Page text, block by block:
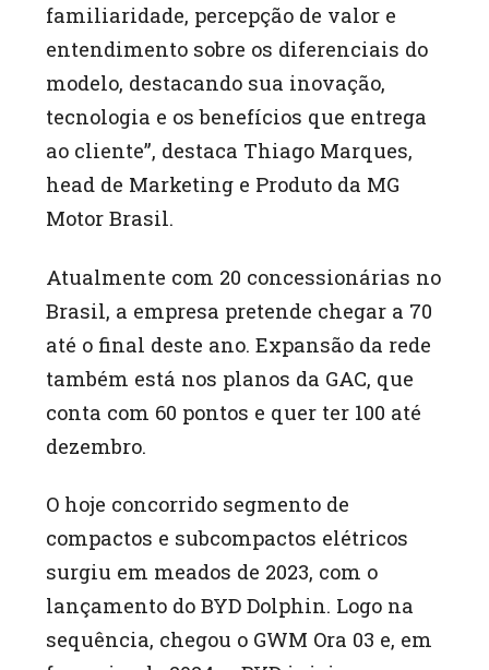
familiaridade, percepção de valor e
entendimento sobre os diferenciais do
modelo, destacando sua inovação,
tecnologia e os benefícios que entrega
ao cliente”, destaca Thiago Marques,
head de Marketing e Produto da MG
Motor Brasil.
Atualmente com 20 concessionárias no
Brasil, a empresa pretende chegar a 70
até o final deste ano. Expansão da rede
também está nos planos da GAC, que
conta com 60 pontos e quer ter 100 até
dezembro.
O hoje concorrido segmento de
compactos e subcompactos elétricos
surgiu em meados de 2023, com o
lançamento do BYD Dolphin. Logo na
sequência, chegou o GWM Ora 03 e, em